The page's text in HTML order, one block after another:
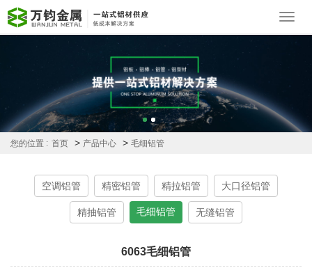
您的位置 : 首页 > 产品中心 > 毛细铝管
空调铝管 精密铝管 精拉铝管 大口径铝管
精抽铝管 毛细铝管 无缝铝管
6063毛细铝管